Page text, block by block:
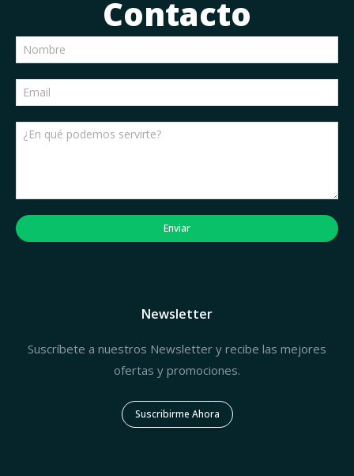
Contacto
Enviar
Newsletter
Suscríbete a nuestros Newsletter y recibe las mejores
ofertas y promociones.
Suscribirme Ahora